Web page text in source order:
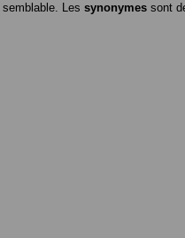
Les synonymes sont